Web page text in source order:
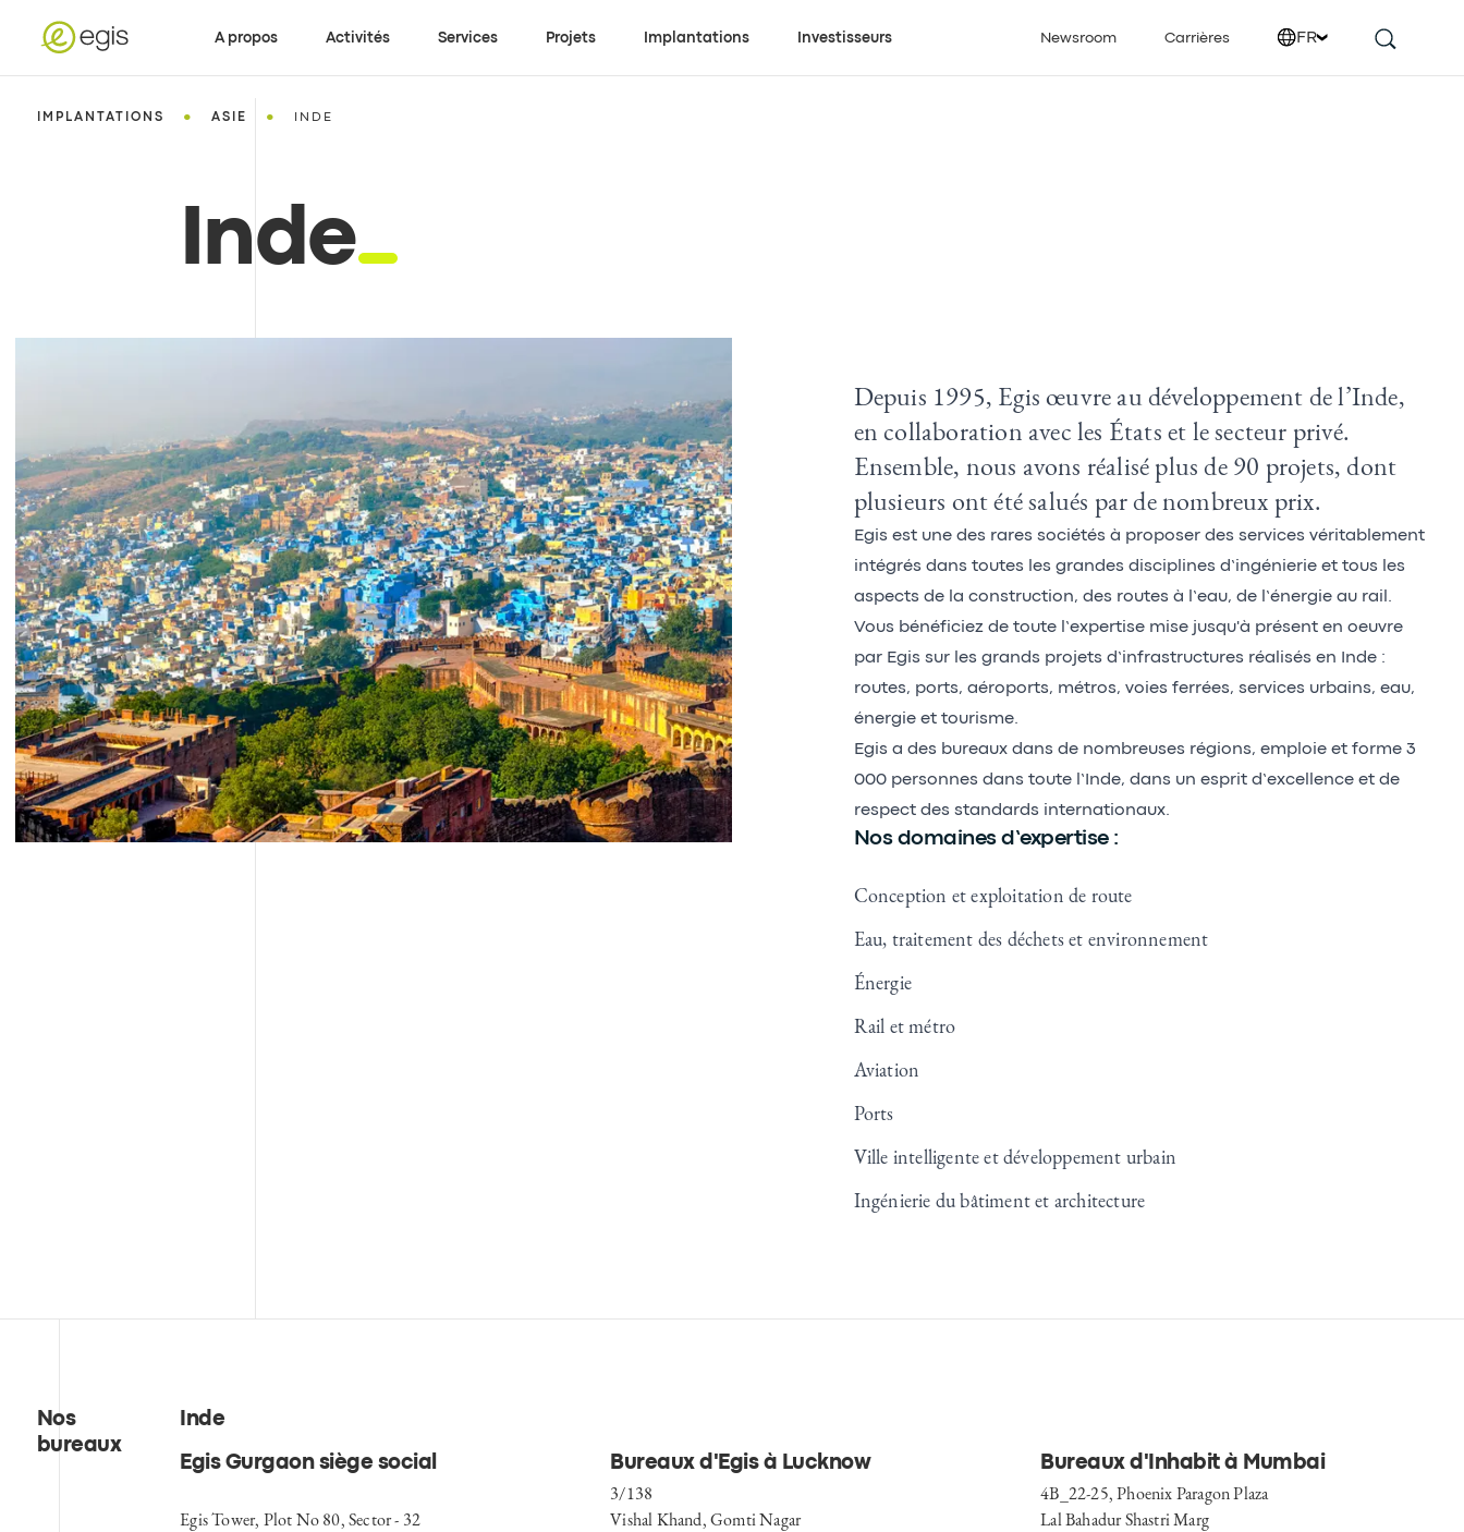
A propos Activités Services Projets Implantations Investisseurs Newsroom Carrières FR
IMPLANTATIONS • ASIE • INDE
Inde
Depuis 1995, Egis œuvre au développement de l’Inde,
en collaboration avec les États et le secteur privé.
Ensemble, nous avons réalisé plus de 90 projets, dont
plusieurs ont été salués par de nombreux prix.
Egis est une des rares sociétés à proposer des services véritablement
intégrés dans toutes les grandes disciplines d’ingénierie et tous les
aspects de la construction, des routes à l’eau, de l’énergie au rail.
Vous bénéficiez de toute l’expertise mise jusqu'à présent en oeuvre
par Egis sur les grands projets d’infrastructures réalisés en Inde :
routes, ports, aéroports, métros, voies ferrées, services urbains, eau,
énergie et tourisme.
Egis a des bureaux dans de nombreuses régions, emploie et forme 3
000 personnes dans toute l’Inde, dans un esprit d’excellence et de
respect des standards internationaux.
Nos domaines d’expertise :
Conception et exploitation de route
Eau, traitement des déchets et environnement
Énergie
Rail et métro
Aviation
Ports
Ville intelligente et développement urbain
Ingénierie du bâtiment et architecture
Nos
bureaux
Inde
Egis Gurgaon siège social
Egis Tower, Plot No 80, Sector - 32
Bureaux d'Egis à Lucknow
3/138
Vishal Khand, Gomti Nagar
Bureaux d'Inhabit à Mumbai
4B_22-25, Phoenix Paragon Plaza
Lal Bahadur Shastri Marg